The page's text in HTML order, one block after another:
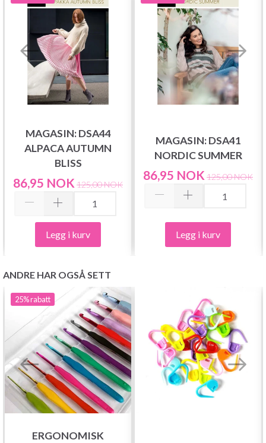
MAGASIN: DSA44
ALPACA AUTUMN
BLISS
86,95 NOK 125,00 NOK
Legg i kurv
MAGASIN: DSA41
NORDIC SUMMER
86,95 NOK 125,00 NOK
Legg i kurv
ANDRE HAR OGSÅ SETT
25%rabatt
ERGONOMISK